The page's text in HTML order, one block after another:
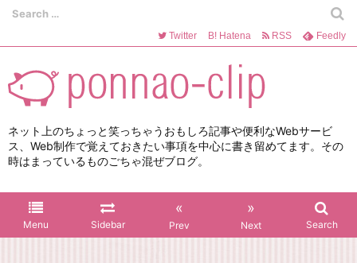
ネット上のちょっと笑っちゃうおもしろ記事や便利なWebサービ
ス、Web制作で覚えておきたい事項を中心に書き留めてます。その
時はまっているものごちゃ混ぜブログ。
Menu Sidebar
«
Prev
»
Next Search
Twitter B! Hatena RSS Feedly